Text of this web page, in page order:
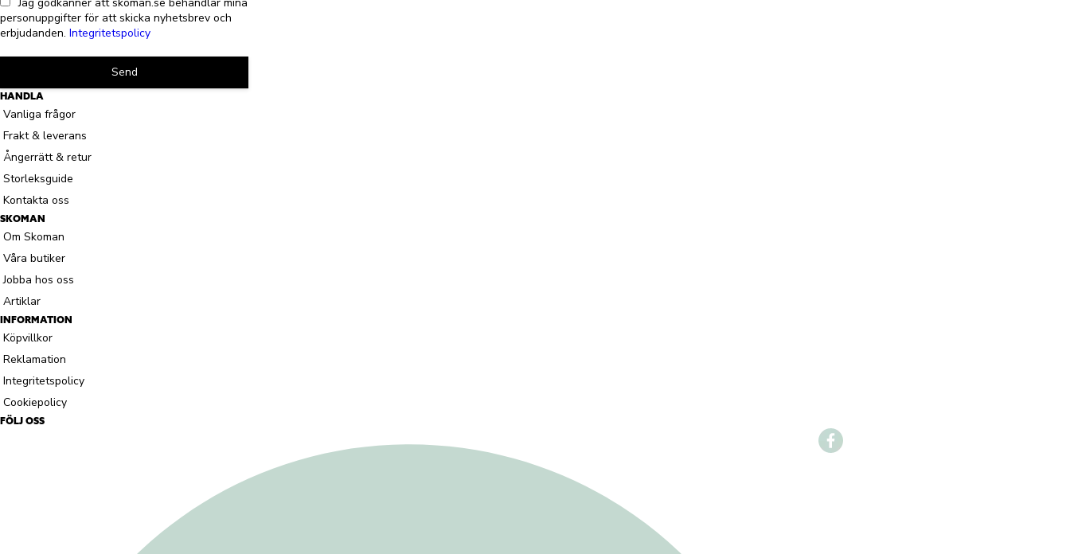
personuppgifter för att skicka nyhetsbrev och
erbjudanden. Integritetspolicy
Send
HANDLA
Vanliga frågor
Frakt & leverans
Ångerrätt & retur
Storleksguide
Kontakta oss
SKOMAN
Om Skoman
Våra butiker
Jobba hos oss
Artiklar
INFORMATION
Köpvillkor
Reklamation
Integritetspolicy
Cookiepolicy
FÖLJ OSS